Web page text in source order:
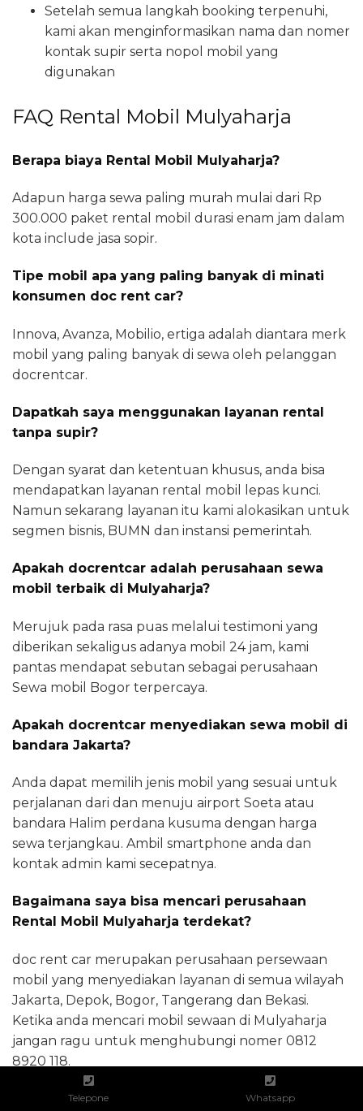
Setelah semua langkah booking terpenuhi,
kami akan menginformasikan nama dan nomer
kontak supir serta nopol mobil yang
digunakan
FAQ Rental Mobil Mulyaharja
Berapa biaya Rental Mobil Mulyaharja?
Adapun harga sewa paling murah mulai dari Rp
300.000 paket rental mobil durasi enam jam dalam
kota include jasa sopir.
Tipe mobil apa yang paling banyak di minati
konsumen doc rent car?
Innova, Avanza, Mobilio, ertiga adalah diantara merk
mobil yang paling banyak di sewa oleh pelanggan
docrentcar.
Dapatkah saya menggunakan layanan rental
tanpa supir?
Dengan syarat dan ketentuan khusus, anda bisa
mendapatkan layanan rental mobil lepas kunci.
Namun sekarang layanan itu kami alokasikan untuk
segmen bisnis, BUMN dan instansi pemerintah.
Apakah docrentcar adalah perusahaan sewa
mobil terbaik di Mulyaharja?
Merujuk pada rasa puas melalui testimoni yang
diberikan sekaligus adanya mobil 24 jam, kami
pantas mendapat sebutan sebagai perusahaan
Sewa mobil Bogor terpercaya.
Apakah docrentcar menyediakan sewa mobil di
bandara Jakarta?
Anda dapat memilih jenis mobil yang sesuai untuk
perjalanan dari dan menuju airport Soeta atau
bandara Halim perdana kusuma dengan harga
sewa terjangkau. Ambil smartphone anda dan
kontak admin kami secepatnya.
Bagaimana saya bisa mencari perusahaan
Rental Mobil Mulyaharja terdekat?
doc rent car merupakan perusahaan persewaan
mobil yang menyediakan layanan di semua wilayah
Jakarta, Depok, Bogor, Tangerang dan Bekasi.
Ketika anda mencari mobil sewaan di Mulyaharja
jangan ragu untuk menghubungi nomer 0812
8920 118.
Apakah Doc Rent Car Buka 24 Jam?
Telepone Whatsapp